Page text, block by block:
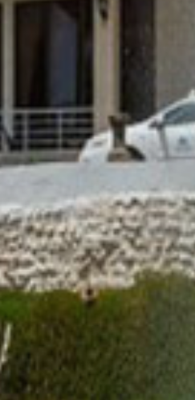
تور مرداب هسل
تور کاشان
تور اصفهان
تور ترکمن صحرا
تور آفرود